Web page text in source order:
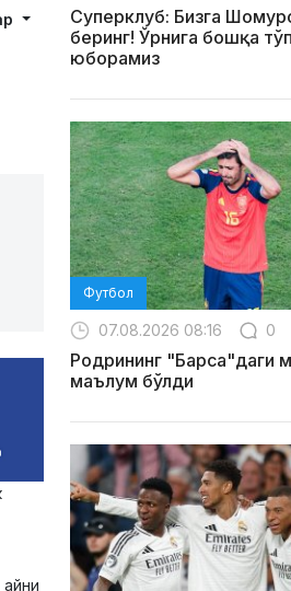
Суперклуб: Бизга
беринг! Ўрнига бошқа
юборамиз
Футбол
07.08.2026 08:16 0
Родрининг "Барса"даги
маълум бўлди